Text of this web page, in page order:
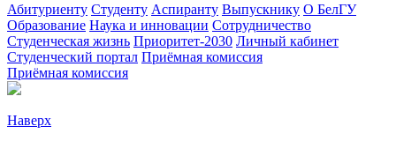
Абитуриенту Студенту Аспиранту Выпускнику О БелГУ
Образование Наука и инновации Сотрудничество
Студенческая жизнь Приоритет-2030 Личный кабинет
Студенческий портал Приёмная комиссия
Приёмная комиссия
Наверх